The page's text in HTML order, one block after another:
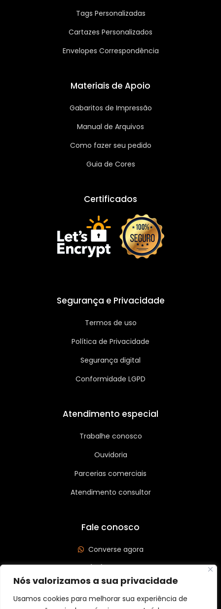
Nós valorizamos a sua privacidade
Usamos cookies para melhorar sua experiência de
Tags Personalizadas
Cartazes Personalizados
Envelopes Correspondência
Materiais de Apoio
Gabaritos de Impressão
Manual de Arquivos
Como fazer seu pedido
Guia de Cores
Certificados
Segurança e Privacidade
Termos de uso
Política de Privacidade
Segurança digital
Conformidade LGPD
Atendimento especial
Trabalhe conosco
Ouvidoria
Parcerias comerciais
Atendimento consultor
Fale conosco
Converse agora
(62) 3626-3208
Av. Leste Oeste, Qd 562 Lt 03, St São José, Goiânia/GO
CEP: 74440-185